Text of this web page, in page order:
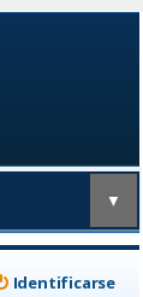
▼
Identificarse